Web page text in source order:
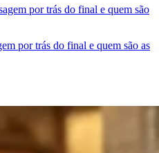
por trás do final e quem são as